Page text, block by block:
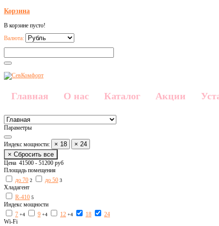
Корзина
В корзине пусто!
Валюта:
Главная О нас Каталог Акции
Параметры
Индекс мощности: × 18
× 24
× Сбросить все
Цена 41500 - 51200 руб
Площадь помещения
до 70 2 до 50 3
Хладагент
R-410 5
Индекс мощности
7 +4 9 +4 12 +4 18
24
Wi-Fi